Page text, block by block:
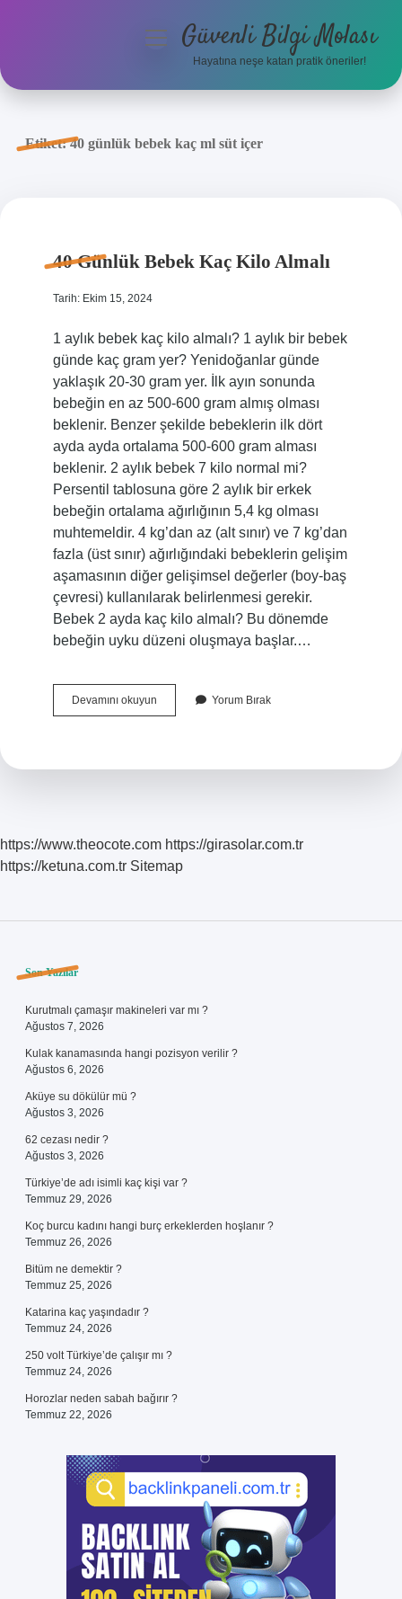
Anasayfa
menüyüGüvenli Bilgi Molası
Hayatına neşe katan pratik öneriler!
Etiket:40 günlük bebek kaç ml süt içer
40 Günlük Bebek Kaç Kilo Almalı
Tarih: Ekim 15, 2024
1 aylık bebek kaç kilo almalı? 1 aylık bir bebek
günde kaç gram yer? Yenidoğanlar günde
yaklaşık 20-30 gram yer. İlk ayın sonunda
bebeğin en az 500-600 gram almış olması
beklenir. Benzer şekilde bebeklerin ilk dört
ayda ayda ortalama 500-600 gram alması
beklenir. 2 aylık bebek 7 kilo normal mi?
Persentil tablosuna göre 2 aylık bir erkek
bebeğin ortalama ağırlığının 5,4 kg olması
muhtemeldir. 4 kg’dan az (alt sınır) ve 7 kg’dan
fazla (üst sınır) ağırlığındaki bebeklerin gelişim
aşamasının diğer gelişimsel değerler (boy-baş
çevresi) kullanılarak belirlenmesi gerekir.
Bebek 2 ayda kaç kilo almalı? Bu dönemde
bebeğin uyku düzeni oluşmaya başlar.…
Devamını okuyun40
Günlük
Yorum Bırak
https://www.theocote.com https://girasolar.com.tr
https://ketuna.com.tr Sitemap
Sidebar
Son Yazılar
Kurutmalı çamaşır makineleri var mı ?
Ağustos 7, 2026
Kulak kanamasında hangi pozisyon verilir ?
Ağustos 6, 2026
Aküye su dökülür mü ?
Ağustos 3, 2026
62 cezası nedir ?
Ağustos 3, 2026
Türkiye’de adı isimli kaç kişi var ?
Temmuz 29, 2026
Koç burcu kadını hangi burç erkeklerden hoşlanır ?
Temmuz 26, 2026
Bitüm ne demektir ?
Temmuz 25, 2026
Katarina kaç yaşındadır ?
Temmuz 24, 2026
250 volt Türkiye’de çalışır mı ?
Temmuz 24, 2026
Horozlar neden sabah bağırır ?
Temmuz 22, 2026